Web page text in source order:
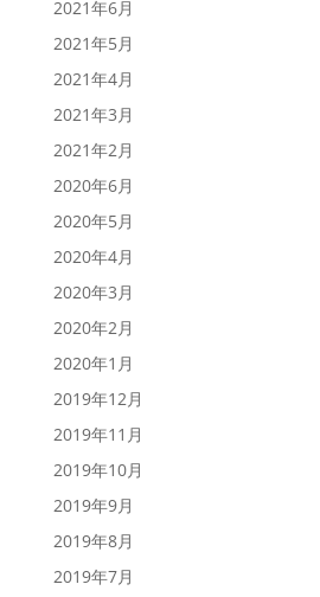
2021年6月
2021年5月
2021年4月
2021年3月
2021年2月
2020年6月
2020年5月
2020年4月
2020年3月
2020年2月
2020年1月
2019年12月
2019年11月
2019年10月
2019年9月
2019年8月
2019年7月